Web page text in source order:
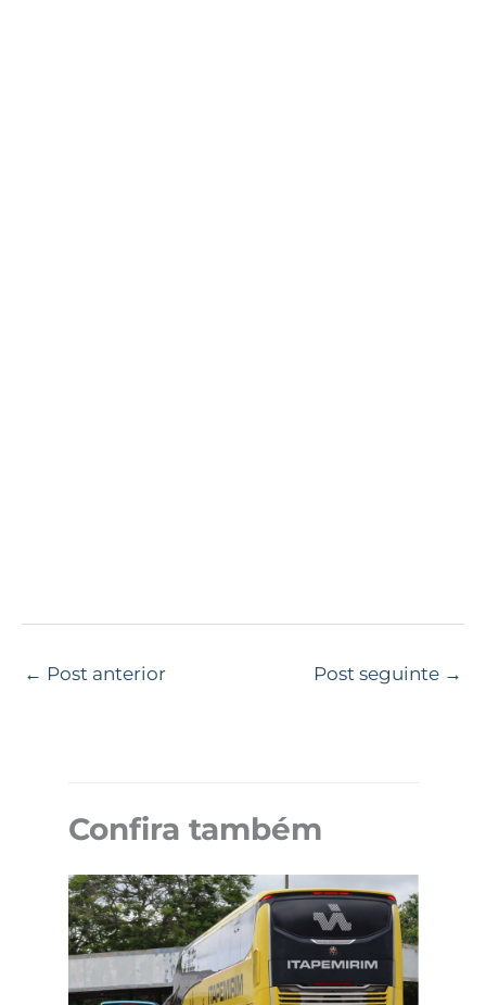
← Post anterior Post seguinte →
Confira também